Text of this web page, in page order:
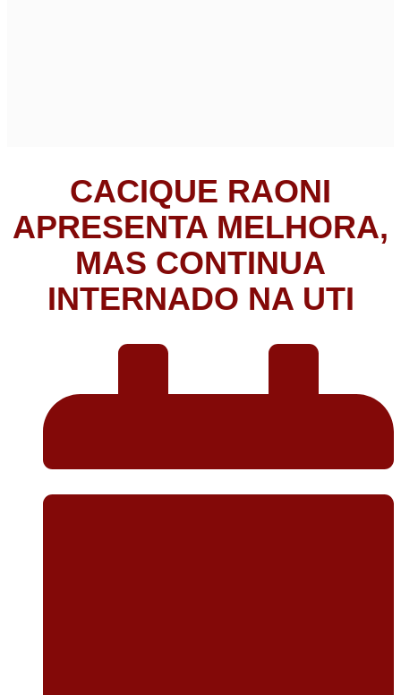
CACIQUE RAONI
APRESENTA MELHORA,
MAS CONTINUA
INTERNADO NA UTI